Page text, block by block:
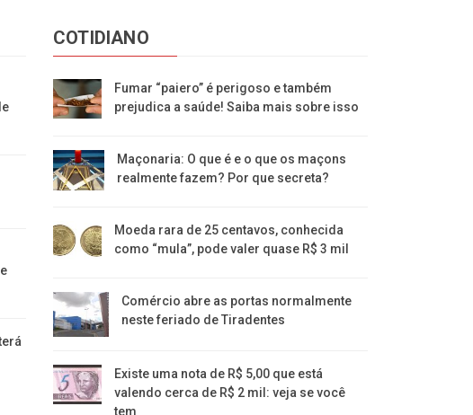
COTIDIANO
Fumar “paiero” é perigoso e também
prejudica a saúde! Saiba mais sobre isso
Maçonaria: O que é e o que os maçons
realmente fazem? Por que secreta?
Moeda rara de 25 centavos, conhecida
como “mula”, pode valer quase R$ 3 mil
Comércio abre as portas normalmente
neste feriado de Tiradentes
Existe uma nota de R$ 5,00 que está
valendo cerca de R$ 2 mil: veja se você
tem